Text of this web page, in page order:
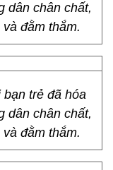
dân chân chất,
đằm thắm.
bạn trẻ đã hóa
dân chân chất,
đằm thắm.